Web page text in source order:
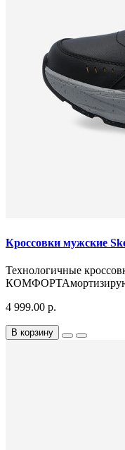
Кроссовки мужские
Технологичные
4 999.00 р.
В корзину